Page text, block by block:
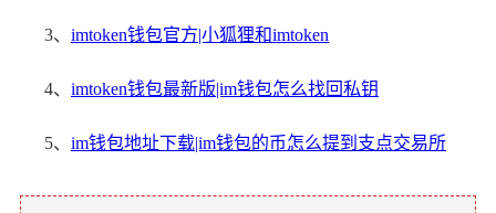
3、 imtoken钱包官方|小狐狸和imtoken
4、 imtoken钱包最新版|im钱包怎么找回私钥
5、 im钱包地址下载|im钱包的币怎么提到支点交易所